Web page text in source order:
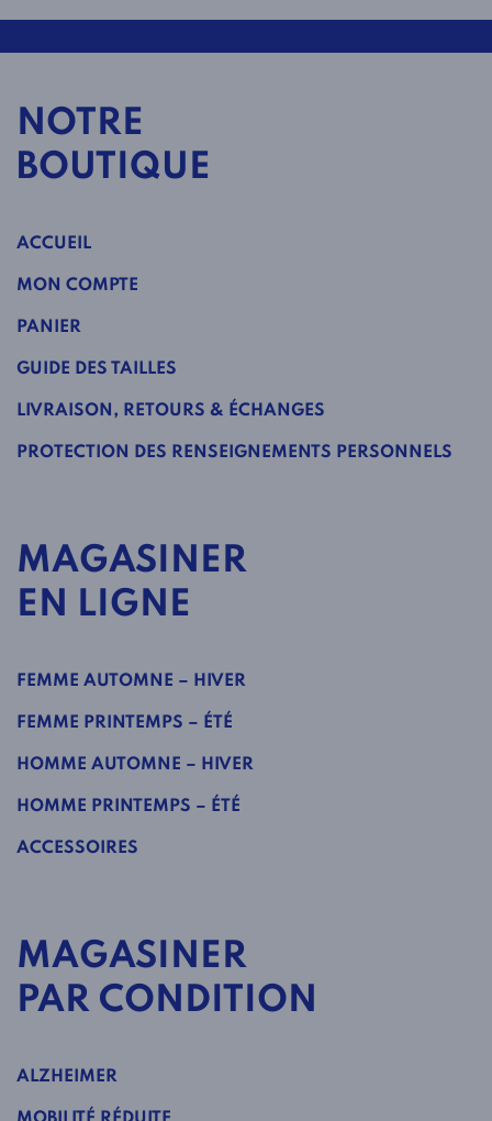
NOTRE
BOUTIQUE
ACCUEIL
MON COMPTE
PANIER
GUIDE DES TAILLES
LIVRAISON, RETOURS & ÉCHANGES
PROTECTION DES RENSEIGNEMENTS PERSONNELS
MAGASINER
EN LIGNE
FEMME AUTOMNE – HIVER
FEMME PRINTEMPS – ÉTÉ
HOMME AUTOMNE – HIVER
HOMME PRINTEMPS – ÉTÉ
ACCESSOIRES
MAGASINER
PAR CONDITION
ALZHEIMER